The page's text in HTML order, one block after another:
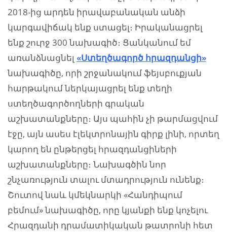
2018-ից արդեն իրավաբանական անձի
կարգավիճակ ենք ստացել։ Իրականացրել
ենք շուրջ 300 նախագիծ։ Ցանկանում եմ
առանձնացնել «Ստեղծագործ հրազդանցի»
նախագիծը, որի շրջանակում ֆեյսբուքյան
հարթակում ներկայացրել ենք տեղի
ստեղծագործողների գրական
աշխատանքները։ Այս պահին չի թարմացվում
էջը, այն ասես էլեկտրոնային գիրք լինի, որտեղ
կարող են ընթերցել հրազդանցիների
աշխատանքները։ Նախագծին նոր
շնչառություն տալու մտադրություն ունենք։
Շուտով նաև կմեկնարկի «Հանդիպում
բեմում» նախագիծը, որը կյանքի ենք կոչելու
Հրազդանի դրամատիկական թատրոնի հետ